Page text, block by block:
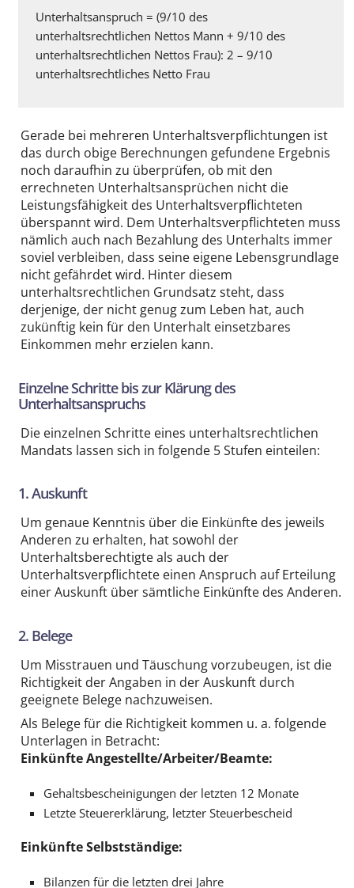
Unterhaltsanspruch = (9/10 des
unterhaltsrechtlichen Nettos Mann + 9/10 des
unterhaltsrechtlichen Nettos Frau): 2 – 9/10
unterhaltsrechtliches Netto Frau
Gerade bei mehreren Unterhaltsverpflichtungen ist
das durch obige Berechnungen gefundene Ergebnis
noch daraufhin zu überprüfen, ob mit den
errechneten Unterhaltsansprüchen nicht die
Leistungsfähigkeit des Unterhaltsverpflichteten
überspannt wird. Dem Unterhaltsverpflichteten muss
nämlich auch nach Bezahlung des Unterhalts immer
soviel verbleiben, dass seine eigene Lebensgrundlage
nicht gefährdet wird. Hinter diesem
unterhaltsrechtlichen Grundsatz steht, dass
derjenige, der nicht genug zum Leben hat, auch
zukünftig kein für den Unterhalt einsetzbares
Einkommen mehr erzielen kann.
Einzelne Schritte bis zur Klärung des
Unterhaltsanspruchs
Die einzelnen Schritte eines unterhaltsrechtlichen
Mandats lassen sich in folgende 5 Stufen einteilen:
1. Auskunft
Um genaue Kenntnis über die Einkünfte des jeweils
Anderen zu erhalten, hat sowohl der
Unterhaltsberechtigte als auch der
Unterhaltsverpflichtete einen Anspruch auf Erteilung
einer Auskunft über sämtliche Einkünfte des Anderen.
2. Belege
Um Misstrauen und Täuschung vorzubeugen, ist die
Richtigkeit der Angaben in der Auskunft durch
geeignete Belege nachzuweisen.
Als Belege für die Richtigkeit kommen u. a. folgende
Unterlagen in Betracht:
Einkünfte Angestellte/Arbeiter/Beamte:
Gehaltsbescheinigungen der letzten 12 Monate
Letzte Steuererklärung, letzter Steuerbescheid
Einkünfte Selbstständige:
Bilanzen für die letzten drei Jahre